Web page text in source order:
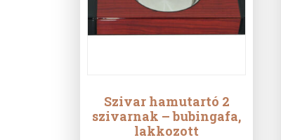
Szivar hamutartó 2
szivarnak – bubingafa,
lakkozott